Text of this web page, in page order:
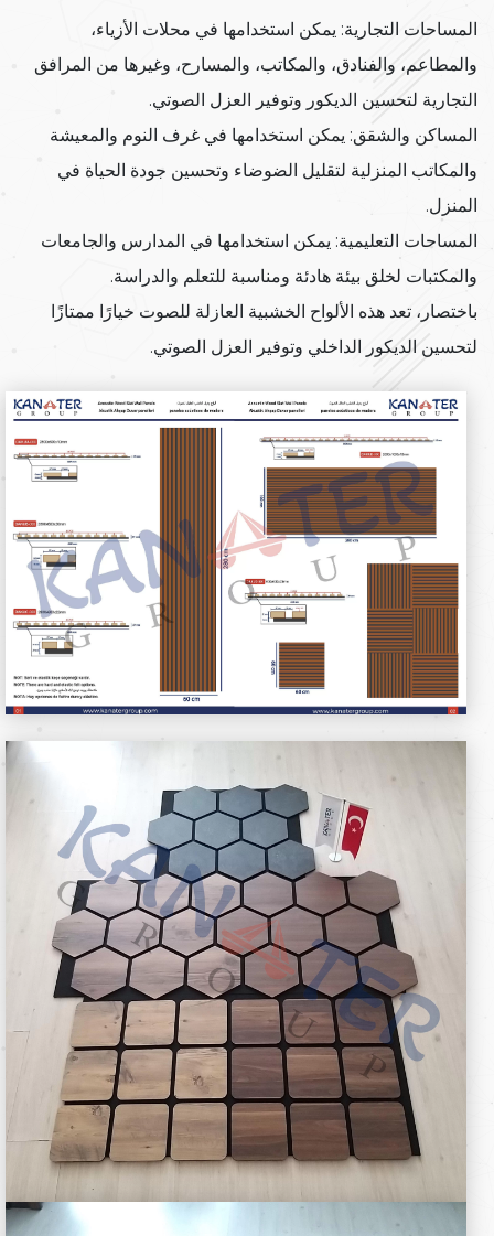
المساحات التجارية: يمكن استخدامها في محلات الأزياء،
والمطاعم، والفنادق، والمكاتب، والمسارح، وغيرها من المرافق
التجارية لتحسين الديكور وتوفير العزل الصوتي.
المساكن والشقق: يمكن استخدامها في غرف النوم والمعيشة
والمكاتب المنزلية لتقليل الضوضاء وتحسين جودة الحياة في
المنزل.
المساحات التعليمية: يمكن استخدامها في المدارس والجامعات
والمكتبات لخلق بيئة هادئة ومناسبة للتعلم والدراسة.
باختصار، تعد هذه الألواح الخشبية العازلة للصوت خيارًا ممتازًا
لتحسين الديكور الداخلي وتوفير العزل الصوتي.